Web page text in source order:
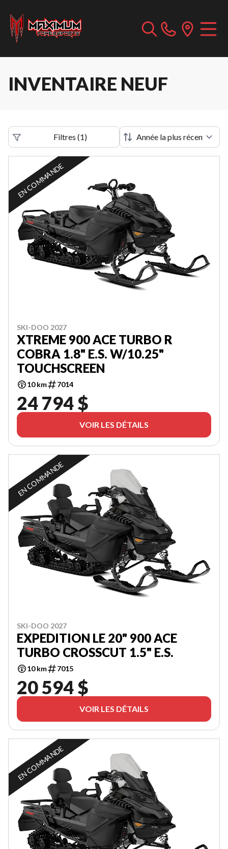
INVENTAIRE NEUF
Filtres (1)
EN COMMANDE
SKI-DOO 2027
XTREME 900 ACE TURBO R
COBRA 1.8" E.S. W/10.25"
TOUCHSCREEN
10 km 7014
24 794 $
VOIR LES DÉTAILS
EN COMMANDE
SKI-DOO 2027
EXPEDITION LE 20" 900 ACE
TURBO CROSSCUT 1.5" E.S.
10 km 7015
20 594 $
VOIR LES DÉTAILS
EN COMMANDE